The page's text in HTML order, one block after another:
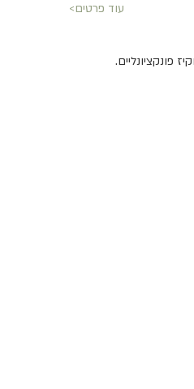
עוד פרטים>
פונקציונליים.